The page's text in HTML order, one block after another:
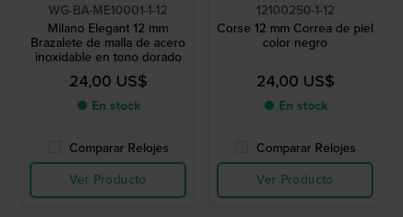
WG-BA-ME10001-1-12
Milano Elegant 12 mm
Brazalete de malla de acero
inoxidable en tono dorado
24,00 US$
● En stock
Comparar Relojes
Ver Producto
12100250-1-12
Corse 12 mm Correa de piel
color negro
24,00 US$
● En stock
Comparar Relojes
Ver Producto